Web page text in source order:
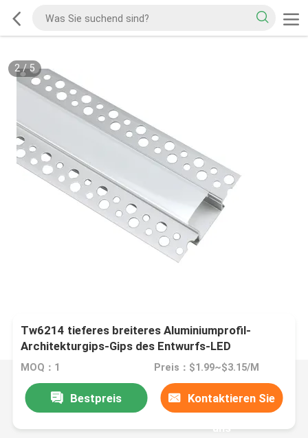
2/5
Tw6214 tieferes breiteres Aluminiumprofil-
Architekturgips-Gips des Entwurfs-LED
MOQ：1 Preis：$1.99~$3.15/M
Bestpreis Kontaktieren Sie
uns